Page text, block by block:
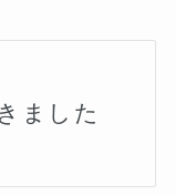
ました